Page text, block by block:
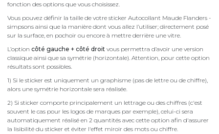
fonction des options que vous choisissez.
Vous pouvez définir la taille de votre sticker Autocollant Maude Flanders -
simpsons ainsi que la manière dont vous allez l’utiliser; directement posé
sur la surface, en pochoir ou encore à mettre derrière une vitre.
L’option côté gauche + côté droit vous permettra d’avoir une version
classique ainsi que sa symétrie (horizontale). Attention, pour cette option
résultats sont possibles.
1) Si le sticker est uniquement un graphisme (pas de lettre ou de chiffre),
alors une symétrie horizontale sera réalisée.
2) Si sticker comporte principalement un lettrage ou des chiffres (c'est
souvent le cas pour les logos de marques par exemple), celui-ci sera
automatiquement réalisé en 2 quantités avec cette option afin d'assurer
la lisibilité du sticker et éviter l'effet miroir des mots ou chiffre.